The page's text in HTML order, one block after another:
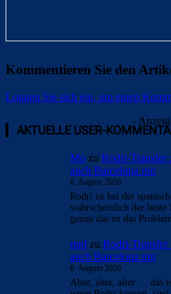
Kommentieren Sie den
Loggen Sie sich ein, um einen